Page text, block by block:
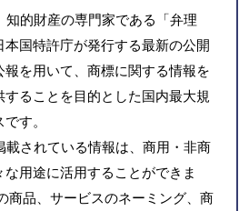
知的財産の専門家である「弁理
国特許庁が発行する最新の公開
を用いて、商標に関する情報を
ることを目的とした国内最大規
す。
載されている情報は、商用・非商
用途に活用することができま
商品、サービスのネーミング、商